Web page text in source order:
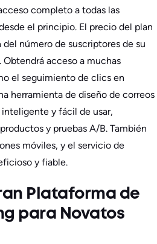
completo a todas las
el principio. El precio del plan
número de suscriptores de su
acceso a muchas
el seguimiento de clics en
herramienta de diseño de correos
y fácil de usar,
y pruebas A/B. También
móviles, y el servicio de
y fiable.
Plataforma de
para Novatos